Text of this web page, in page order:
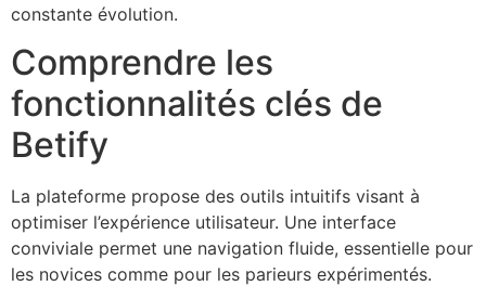
constante évolution.
Comprendre les
fonctionnalités clés de
Betify
La plateforme propose des outils intuitifs visant à
optimiser l’expérience utilisateur. Une interface
conviviale permet une navigation fluide, essentielle pour
les novices comme pour les parieurs expérimentés.